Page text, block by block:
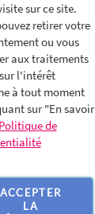
sur ce site.
retirer votre
ou vous
aux traitements
l'intérêt
à tout moment
sur "En savoir
Politique de
ACCEPTER
LA
AU PANIER